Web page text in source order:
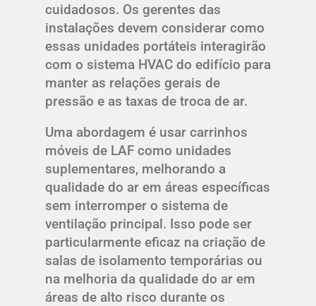
cuidadosos. Os gerentes das
instalações devem considerar como
essas unidades portáteis interagirão
com o sistema HVAC do edifício para
manter as relações gerais de
pressão e as taxas de troca de ar.
Uma abordagem é usar carrinhos
móveis de LAF como unidades
suplementares, melhorando a
qualidade do ar em áreas específicas
sem interromper o sistema de
ventilação principal. Isso pode ser
particularmente eficaz na criação de
salas de isolamento temporárias ou
na melhoria da qualidade do ar em
áreas de alto risco durante os